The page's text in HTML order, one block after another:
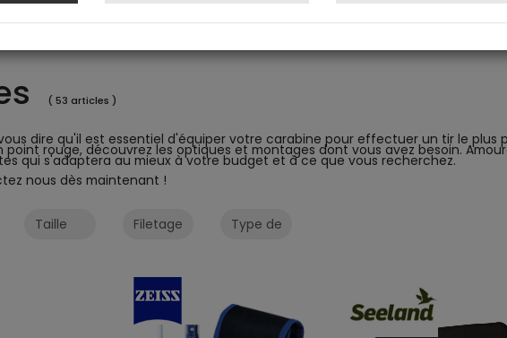
( 53 articles )
dire qu'il est essentiel d'équiper votre carabine pour effectuer un tir le
rouge, découvrez les optiques et montages dont vous avez besoin.
qui s'adaptera au mieux à votre budget et à ce que vous recherchez.
nous dès maintenant !